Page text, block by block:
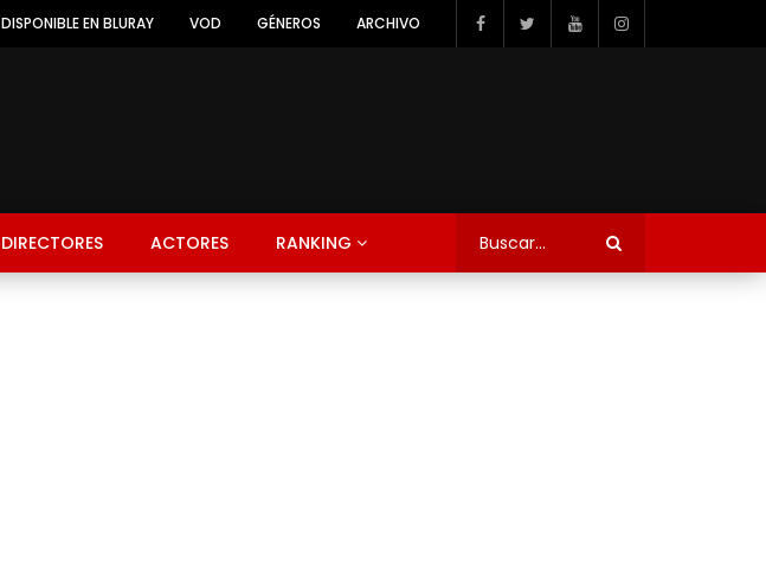
DISPONIBLE EN BLURAY VOD GÉNEROS ARCHIVO
DIRECTORES ACTORES RANKING